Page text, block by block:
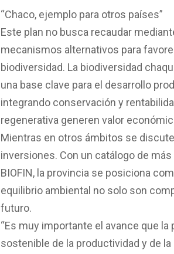
“Chaco, ejemplo para otros países”
Este plan no busca recaudar
mecanismos alternativos para
biodiversidad. La biodiversidad
una base clave para el desarrollo
integrando conservación y
regenerativa generen valor
Mientras en otros ámbitos se
inversiones. Con un catálogo de
BIOFIN, la provincia se posiciona
equilibrio ambiental no solo son
futuro.
“Es muy importante el avance que
sostenible de la productividad y de